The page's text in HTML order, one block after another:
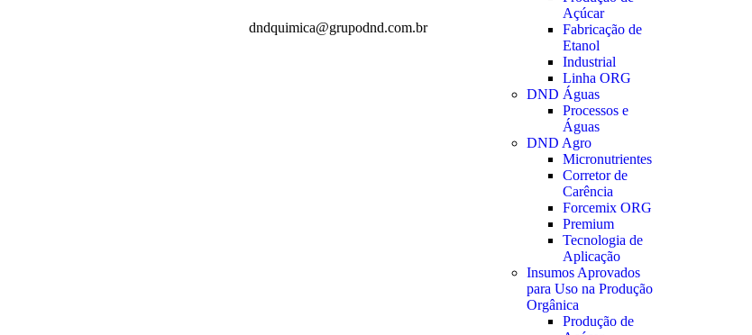
dndquimica@grupodnd.com.br
Açúcar
Fabricação de
Etanol
Industrial
Linha ORG
DND Águas
Processos e
Águas
DND Agro
Micronutrientes
Corretor de
Carência
Forcemix ORG
Premium
Tecnologia de
Aplicação
Insumos Aprovados
para Uso na Produção
Orgânica
Produção de